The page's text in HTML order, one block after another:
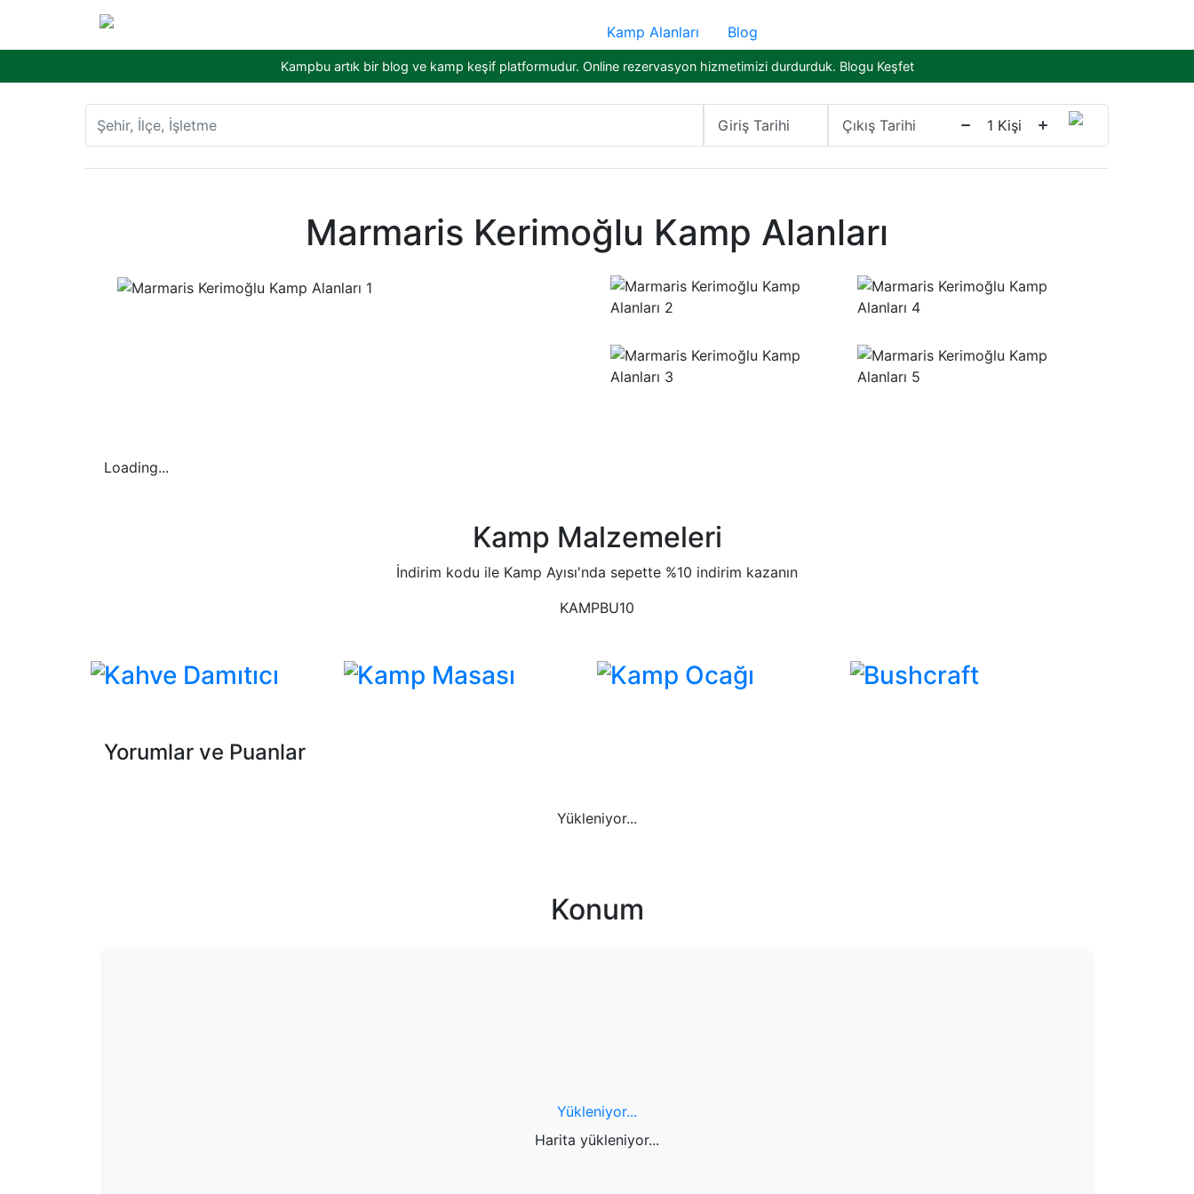
Kamp Alanları Blog
Kampbu artık bir blog ve kamp keşif platformudur. Online rezervasyon hizmetimizi durdurduk. Blogu Keşfet
Giriş Tarihi Çıkış Tarihi 1 Kişi
Marmaris Kerimoğlu Kamp Alanları
Loading...
Kamp Malzemeleri
İndirim kodu ile Kamp Ayısı'nda sepette %10 indirim kazanın
KAMPBU10
Kahve Damıtıcı Kamp Masası Kamp Ocağı Bushcraft
Yorumlar ve Puanlar
Yükleniyor...
Konum
Yükleniyor...
Harita yükleniyor...